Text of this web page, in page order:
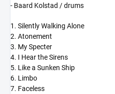
- Baard Kolstad / drums
1. Silently Walking Alone
2. Atonement
3. My Specter
4. I Hear the Sirens
5. Like a Sunken Ship
6. Limbo
7. Faceless